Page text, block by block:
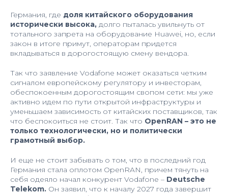
Германия, где доля китайского оборудования
исторически высока, долго пыталась увильнуть от
тотального запрета на оборудование Huawei, но, если
закон в итоге примут, операторам придется
вкладываться в дорогостоящую смену вендора.
Так что заявление Vodafone может оказаться четким
сигналом европейскому регулятору и инвесторам,
обеспокоенным дорогостоящим свопом сети: мы уже
активно идем по пути открытой инфраструктуры и
уменьшаем зависимость от китайских поставщиков, так
что беспокоиться не стоит. Так что OpenRAN – это не
только технологически, но и политически
грамотный выбор.
И еще не стоит забывать о том, что в последний год
Германия стала оплотом OpenRAN, причем тянуть на
себя одеяло начал конкурент Vodafone – Deutsche
Telekom. Он заявил, что к началу 2027 года завершит